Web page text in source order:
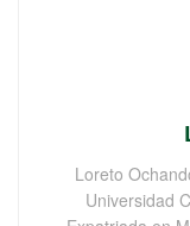
Loreto
Universidad